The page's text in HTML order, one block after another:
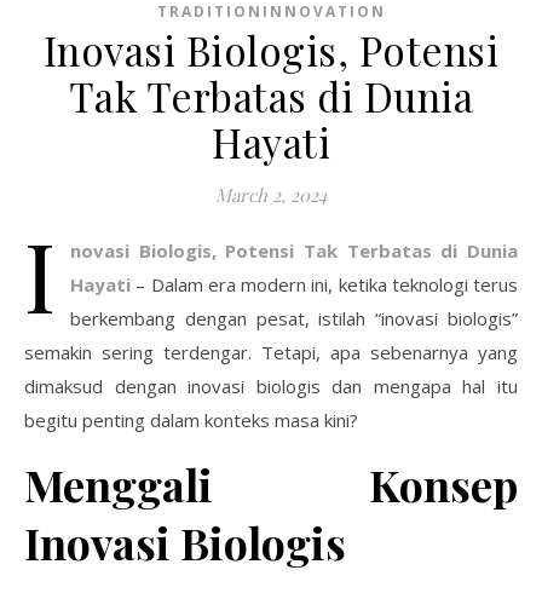
TRADITIONINNOVATION
Inovasi Biologis, Potensi
Tak Terbatas di Dunia
Hayati
March 2, 2024
I
novasi Biologis, Potensi Tak Terbatas di Dunia
Hayati – Dalam era modern ini, ketika teknologi terus
berkembang dengan pesat, istilah “inovasi biologis”
semakin sering terdengar. Tetapi, apa sebenarnya yang
dimaksud dengan inovasi biologis dan mengapa hal itu
begitu penting dalam konteks masa kini?
Menggali Konsep
Inovasi Biologis